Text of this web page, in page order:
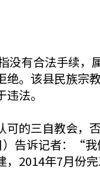
有合法手续
。该县民族宗
法。
的三自教会，
告诉记者：“
2014年7月份